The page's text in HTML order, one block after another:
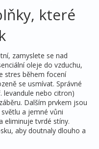
které
zamyslete se nad
oleje do vzduchu,
stres během focení
se usmívat. Správné
levandule nebo citron)
Dalším prvkem jsou
a jemné vůni
eliminuje tvrdé stíny.
aby doutnaly dlouho a